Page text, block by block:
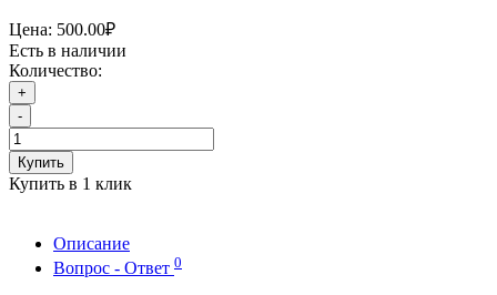
Цена: 500.00₽
Есть в наличии
Количество:
+
-
Купить
Купить в 1 клик
Описание
Вопрос - Ответ 0